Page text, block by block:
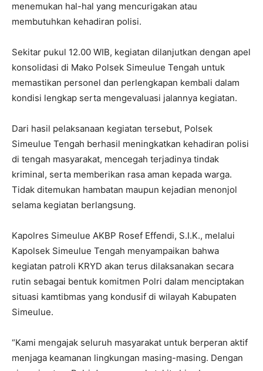
menemukan hal-hal yang mencurigakan atau
membutuhkan kehadiran polisi.
Sekitar pukul 12.00 WIB, kegiatan dilanjutkan dengan apel
konsolidasi di Mako Polsek Simeulue Tengah untuk
memastikan personel dan perlengkapan kembali dalam
kondisi lengkap serta mengevaluasi jalannya kegiatan.
Dari hasil pelaksanaan kegiatan tersebut, Polsek
Simeulue Tengah berhasil meningkatkan kehadiran polisi
di tengah masyarakat, mencegah terjadinya tindak
kriminal, serta memberikan rasa aman kepada warga.
Tidak ditemukan hambatan maupun kejadian menonjol
selama kegiatan berlangsung.
Kapolres Simeulue AKBP Rosef Effendi, S.I.K., melalui
Kapolsek Simeulue Tengah menyampaikan bahwa
kegiatan patroli KRYD akan terus dilaksanakan secara
rutin sebagai bentuk komitmen Polri dalam menciptakan
situasi kamtibmas yang kondusif di wilayah Kabupaten
Simeulue.
“Kami mengajak seluruh masyarakat untuk berperan aktif
menjaga keamanan lingkungan masing-masing. Dengan